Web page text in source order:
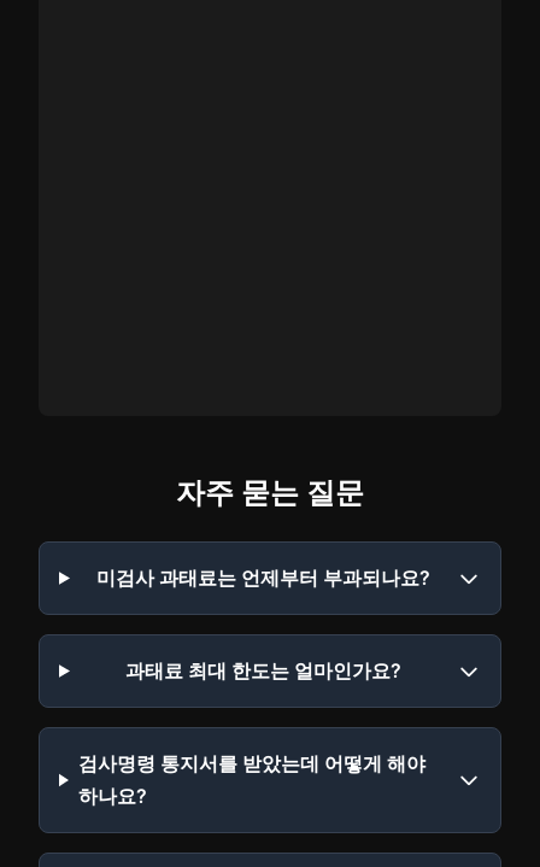
자주 묻는 질문
미검사 과태료는 언제부터 부과되나요?
과태료 최대 한도는 얼마인가요?
검사명령 통지서를 받았는데 어떻게 해야
하나요?